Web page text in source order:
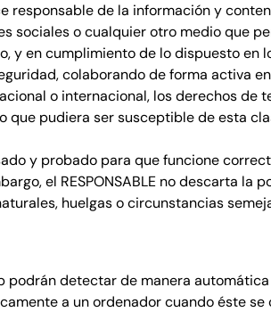
responsable de la información y
sociales o cualquier otro medio que
y en cumplimiento de lo dispuesto
colaborando de forma activa
o internacional, los derechos de
que pudiera ser susceptible de esta
y probado para que funcione
el RESPONSABLE no descarta
huelgas o circunstancias
podrán detectar de manera
a un ordenador cuando éste